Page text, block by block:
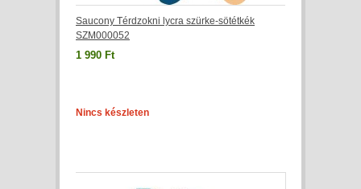
Saucony Térdzokni lycra szürke-sötétkék
SZM000052
1 990 Ft
Nincs készleten